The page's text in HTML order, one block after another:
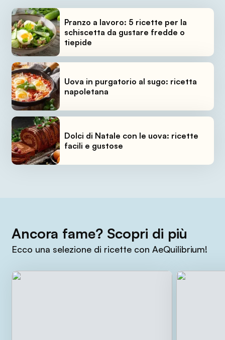
Pranzo a lavoro: 5 ricette per la
schiscetta da gustare fredde o
tiepide
Uova in purgatorio al sugo: ricetta
napoletana
Dolci di Natale con le uova: ricette
facili e gustose
Ancora fame? Scopri di più
Ecco una selezione di ricette con AeQuilibrium!